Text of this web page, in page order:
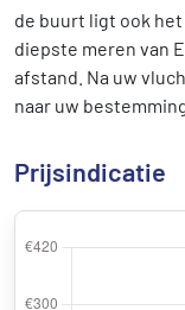
de buurt ligt ook het
diepste meren van
afstand. Na uw
naar uw
Prijsindicatie